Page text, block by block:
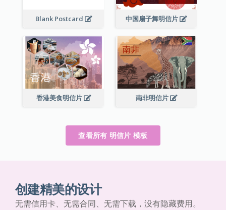
Blank Postcard 中国扇子舞明信片
香港美食明信片 南非明信片
查看所有 明信片 模板
创建精美的设计
无需信用卡、无需合同、无需下载，没有隐藏费用。